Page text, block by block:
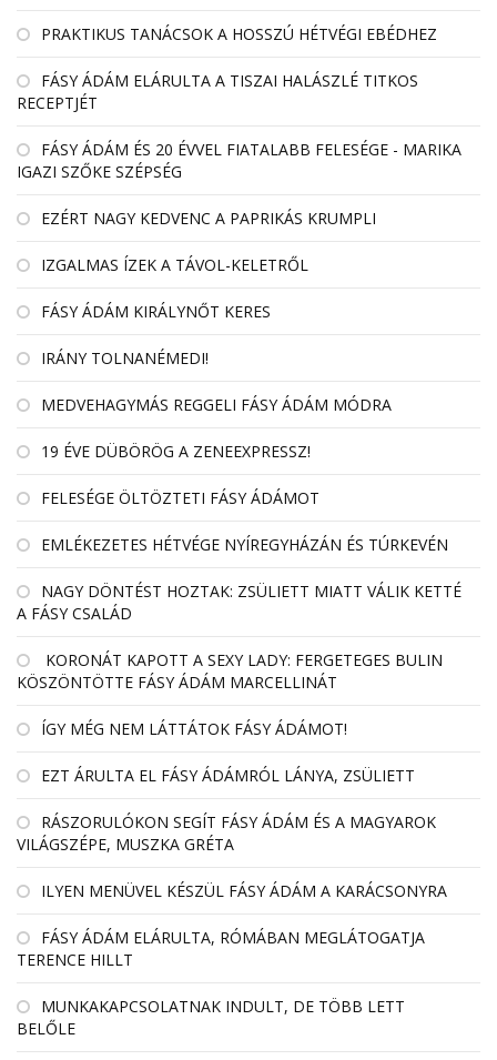
PRAKTIKUS TANÁCSOK A HOSSZÚ HÉTVÉGI EBÉDHEZ
FÁSY ÁDÁM ELÁRULTA A TISZAI HALÁSZLÉ TITKOS
RECEPTJÉT
FÁSY ÁDÁM ÉS 20 ÉVVEL FIATALABB FELESÉGE - MARIKA
IGAZI SZŐKE SZÉPSÉG
EZÉRT NAGY KEDVENC A PAPRIKÁS KRUMPLI
IZGALMAS ÍZEK A TÁVOL-KELETRŐL
FÁSY ÁDÁM KIRÁLYNŐT KERES
IRÁNY TOLNANÉMEDI!
MEDVEHAGYMÁS REGGELI FÁSY ÁDÁM MÓDRA
19 ÉVE DÜBÖRÖG A ZENEEXPRESSZ!
FELESÉGE ÖLTÖZTETI FÁSY ÁDÁMOT
EMLÉKEZETES HÉTVÉGE NYÍREGYHÁZÁN ÉS TÚRKEVÉN
NAGY DÖNTÉST HOZTAK: ZSÜLIETT MIATT VÁLIK KETTÉ
A FÁSY CSALÁD
KORONÁT KAPOTT A SEXY LADY: FERGETEGES BULIN
KÖSZÖNTÖTTE FÁSY ÁDÁM MARCELLINÁT
ÍGY MÉG NEM LÁTTÁTOK FÁSY ÁDÁMOT!
EZT ÁRULTA EL FÁSY ÁDÁMRÓL LÁNYA, ZSÜLIETT
RÁSZORULÓKON SEGÍT FÁSY ÁDÁM ÉS A MAGYAROK
VILÁGSZÉPE, MUSZKA GRÉTA
ILYEN MENÜVEL KÉSZÜL FÁSY ÁDÁM A KARÁCSONYRA
FÁSY ÁDÁM ELÁRULTA, RÓMÁBAN MEGLÁTOGATJA
TERENCE HILLT
MUNKAKAPCSOLATNAK INDULT, DE TÖBB LETT
BELŐLE